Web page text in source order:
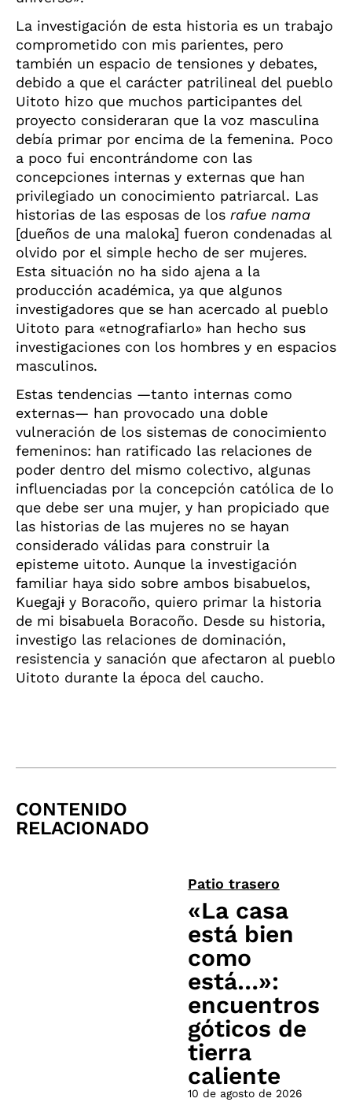
La investigación de esta historia es un trabajo
comprometido con mis parientes, pero
también un espacio de tensiones y debates,
debido a que el carácter patrilineal del pueblo
Uitoto hizo que muchos participantes del
proyecto consideraran que la voz masculina
debía primar por encima de la femenina. Poco
a poco fui encontrándome con las
concepciones internas y externas que han
privilegiado un conocimiento patriarcal. Las
historias de las esposas de los rafue nama
[dueños de una maloka] fueron condenadas al
olvido por el simple hecho de ser mujeres.
Esta situación no ha sido ajena a la
producción académica, ya que algunos
investigadores que se han acercado al pueblo
Uitoto para «etnografiarlo» han hecho sus
investigaciones con los hombres y en espacios
masculinos.
Estas tendencias —tanto internas como
externas— han provocado una doble
vulneración de los sistemas de conocimiento
femeninos: han ratificado las relaciones de
poder dentro del mismo colectivo, algunas
influenciadas por la concepción católica de lo
que debe ser una mujer, y han propiciado que
las historias de las mujeres no se hayan
considerado válidas para construir la
episteme uitoto. Aunque la investigación
familiar haya sido sobre ambos bisabuelos,
Kuegajɨ y Boracoño, quiero primar la historia
de mi bisabuela Boracoño. Desde su historia,
investigo las relaciones de dominación,
resistencia y sanación que afectaron al pueblo
Uitoto durante la época del caucho.
CONTENIDO
RELACIONADO
Patio trasero
«La casa
está bien
como
está…»:
encuentros
góticos de
tierra
caliente
10 de agosto de 2026